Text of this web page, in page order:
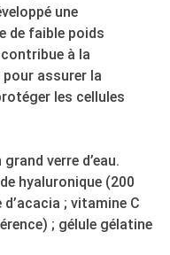
une
de faible poids
à la
assurer la
les cellules
verre d’eau.
hyaluronique (200
; vitamine C
; gélule gélatine